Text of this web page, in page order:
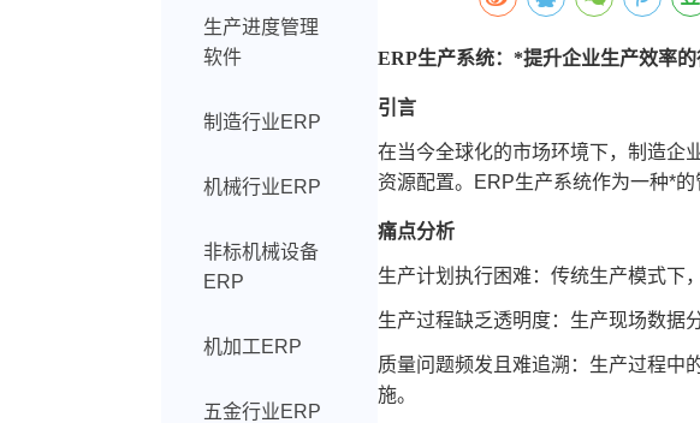
生产进度管理
软件
制造行业ERP
机械行业ERP
非标机械设备
ERP
机加工ERP
五金行业ERP
ERP生产系统：*提升企业生产效率
引言
在当今全球化的市场环境下，制造企
资源配置。ERP生产系统作为一种*
痛点分析
生产计划执行困难：传统生产模式下
生产过程缺乏透明度：生产现场数据
质量问题频发且难追溯：生产过程中
施。